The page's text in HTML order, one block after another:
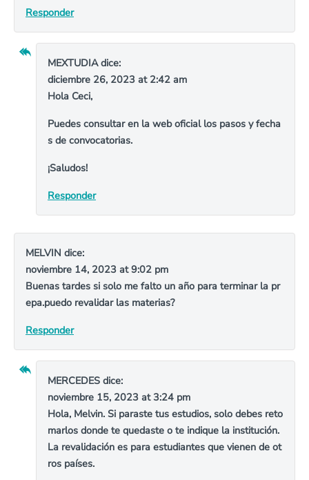
Responder
MEXTUDIAdice:
diciembre 26, 2023 at 2:42 am
Hola Ceci,
Puedes consultar en la web oficial los pasos y fecha
s de convocatorias.
¡Saludos!
Responder
MELVIN dice:
noviembre 14, 2023 at 9:02 pm
Buenas tardes si solo me falto un año para terminar la pr
epa.puedo revalidar las materias?
Responder
MERCEDES dice:
noviembre 15, 2023 at 3:24 pm
Hola, Melvin. Si paraste tus estudios, solo debes reto
marlos donde te quedaste o te indique la institución.
La revalidación es para estudiantes que vienen de ot
ros países.